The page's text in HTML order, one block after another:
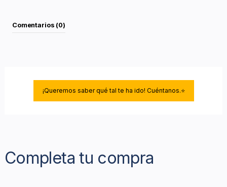
Comentarios (0)
¡Queremos saber qué tal te ha ido! Cuéntanos.⭐
Completa tu compra